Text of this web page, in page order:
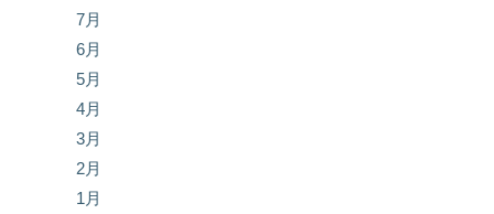
7月
6月
5月
4月
3月
2月
1月